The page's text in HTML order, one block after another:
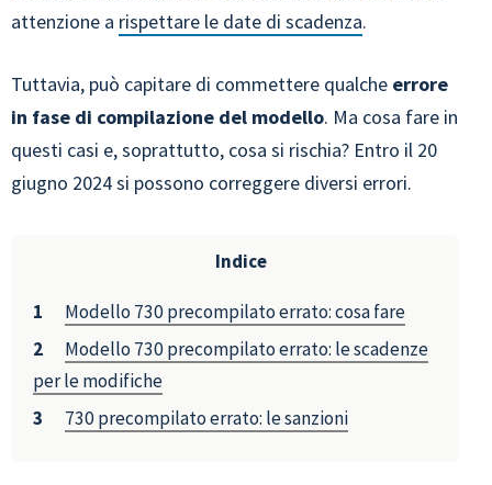
attenzione a rispettare le date di scadenza.
Tuttavia, può capitare di commettere qualche errore
in fase di compilazione del modello. Ma cosa fare in
questi casi e, soprattutto, cosa si rischia? Entro il 20
giugno 2024 si possono correggere diversi errori.
Indice
Modello 730 precompilato errato: cosa fare
Modello 730 precompilato errato: le scadenze
per le modifiche
730 precompilato errato: le sanzioni